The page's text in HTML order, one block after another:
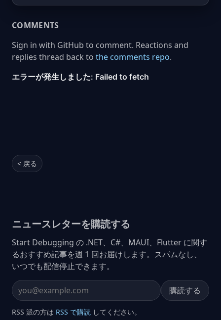
COMMENTS
Sign in with GitHub to comment. Reactions and
replies thread back to the comments repo.
< 戻る
ニュースレターを購読する
Start Debugging の .NET、C#、MAUI、Flutter に関す
るおすすめ記事を週 1 回お届けします。スパムなし、
いつでも配信停止できます。
Email address 購読する
RSS 派の方は RSS で購読 してください。